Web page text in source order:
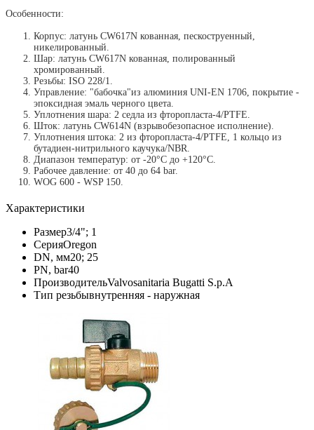
Особенности:
Корпус: латунь CW617N кованная, пескоструенный,
никелированный.
Шар: латунь CW617N кованная, полированный
хромированный.
Резьбы: ISO 228/1.
Управление: "бабочка"из алюминия UNI-EN 1706, покрытие -
эпоксидная эмаль черного цвета.
Уплотнения шара: 2 седла из фторопласта-4/PTFE.
Шток: латунь CW614N (взрывобезопасное исполнение).
Уплотнения штока: 2 из фторопласта-4/PTFE, 1 кольцо из
бутадиен-нитрильного каучука/NBR.
Диапазон температур: от -20°C до +120°C.
Рабочее давление: от 40 до 64 bar.
WOG 600 - WSP 150.
Характеристики
Размер3/4"; 1
СерияOregon
DN, мм20; 25
PN, bar40
ПроизводительValvosanitaria Bugatti S.p.A
Тип резьбывнутренняя - наружная